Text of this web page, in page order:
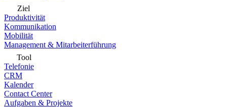
Ziel
Produktivität
Kommunikation
Mobilität
Management & Mitarbeiterführung
Tool
Telefonie
CRM
Kalender
Contact Center
Aufgaben & Projekte